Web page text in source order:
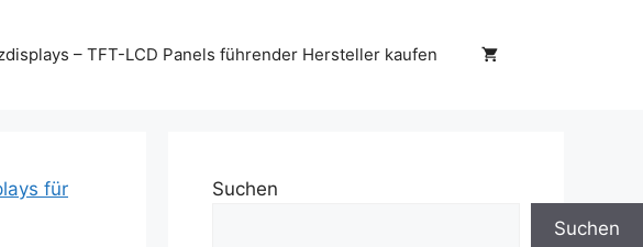
– TFT-LCD Panels führender Hersteller kaufen
für
Suchen
Suchen